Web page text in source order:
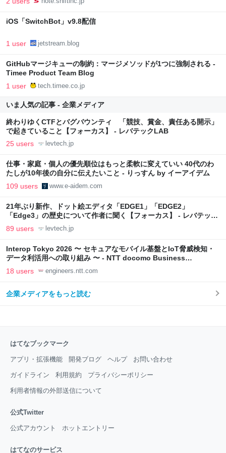
iOS「SwitchBot」v9.8配信
1 user jetstream.blog
GitHubマージキューの制約：マージメソッドが1つに強制される -
Timee Product Team Blog
1 user tech.timee.co.jp
いま人気の記事 - 企業メディア
終わりゆくCTFとバグバウンティ 「競技、賞金、責任ある開示」
で起きていること【フォーカス】 - レバテックLAB
25 users levtech.jp
仕事・家庭・個人の優先順位はもっと柔軟に変えていい 40代のわ
たしが10年後の自分に伝えたいこと - りっすん by イーアイデム
109 users www.e-aidem.com
21年ぶり新作、ドット絵エディタ「EDGE1」「EDGE2」
「Edge3」の歴史について作者に聞く【フォーカス】 - レバテック
LAB
89 users levtech.jp
Interop Tokyo 2026 〜 セキュアなモバイル基盤とIoT脅威検知・
データ利活用への取り組み 〜 - NTT docomo Business
Engineers' Blog
18 users engineers.ntt.com
企業メディアをもっと読む
はてなブックマーク
アプリ・拡張機能 開発ブログ ヘルプ お問い合わせ
ガイドライン 利用規約 プライバシーポリシー
利用者情報の外部送信について
公式Twitter
公式アカウント ホットエントリー
はてなのサービス